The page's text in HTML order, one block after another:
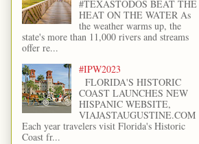
#TEXASTODOS BEAT THE
HEAT ON THE WATER As
the weather warms up, the
state's more than 11,000 rivers and streams
offer re...
#IPW2023
FLORIDA'S HISTORIC
COAST LAUNCHES NEW
HISPANIC WEBSITE,
VIAJASTAUGUSTINE.COM
Each year travelers visit Florida's Historic
Coast fr...